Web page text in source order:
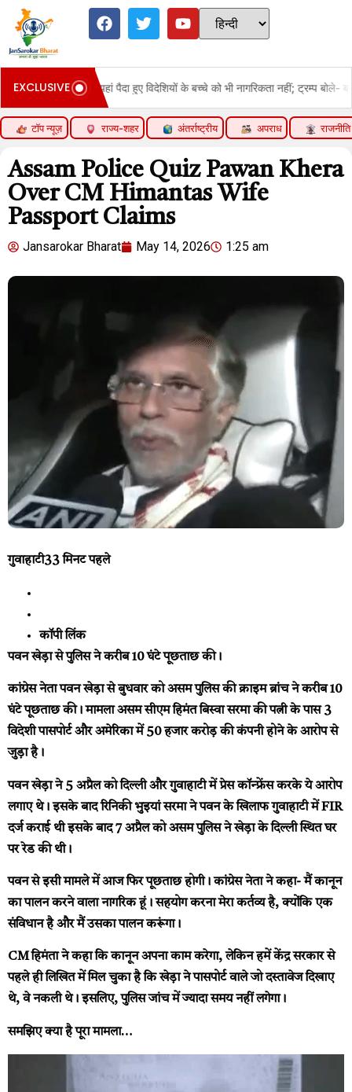
EXCLUSIVE
पैदा हुए विदेशियों के बच्चे को भी नागरिकता नहीं; ट्रम्प बोले- बर्थराइट सिटीजनशिप
टॉप न्यूज़ राज्य-शहर अंतर्राष्ट्रीय अपराध राजनीति
Assam Police Quiz Pawan Khera
Over CM Himantas Wife
Passport Claims
Jansarokar Bharat May 14, 2026 1:25 am
गुवाहाटी33 मिनट पहले
कॉपी लिंक
पवन खेड़ा से पुलिस ने करीब 10 घंटे पूछताछ की।
कांग्रेस नेता पवन खेड़ा से बुधवार को असम पुलिस की क्राइम ब्रांच ने करीब 10
घंटे पूछताछ की। मामला असम सीएम हिमंत बिस्वा सरमा की पत्नी के पास 3
विदेशी पासपोर्ट और अमेरिका में 50 हजार करोड़ की कंपनी होने के आरोप से
जुड़ा है।
पवन खेड़ा ने 5 अप्रैल को दिल्ली और गुवाहाटी में प्रेस कॉन्फ्रेंस करके ये आरोप
लगाए थे। इसके बाद रिनिकी भुइयां सरमा ने पवन के खिलाफ गुवाहाटी में FIR
दर्ज कराई थी इसके बाद 7 अप्रैल को असम पुलिस ने खेड़ा के दिल्ली स्थित घर
पर रेड की थी।
पवन से इसी मामले में आज फिर पूछताछ होगी। कांग्रेस नेता ने कहा- मैं कानून
का पालन करने वाला नागरिक हूं। सहयोग करना मेरा कर्तव्य है, क्योंकि एक
संविधान है और मैं उसका पालन करूंगा।
CM हिमंता ने कहा कि कानून अपना काम करेगा, लेकिन हमें केंद्र सरकार से
पहले ही लिखित में मिल चुका है कि खेड़ा ने पासपोर्ट वाले जो दस्तावेज दिखाए
थे, वे नकली थे। इसलिए, पुलिस जांच में ज्यादा समय नहीं लगेगा।
समझिए क्या है पूरा मामला…